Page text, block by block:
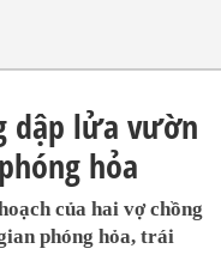
dập lửa vườn
hỏa
của hai vợ chồng
phóng hỏa, trái